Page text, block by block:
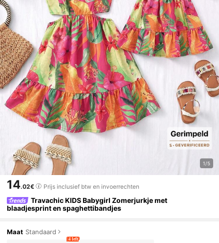
1/5
14.02€ Prijs inclusief btw en invoerrechten
Travachic KIDS Babygirl Zomerjurkje met
blaadjesprint en spaghettibandjes
Maat Standaard
4 left